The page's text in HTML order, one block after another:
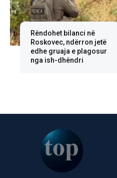
Rëndohet bilanci në
Roskovec, ndërron jetë
edhe gruaja e plagosur
nga ish-dhëndri